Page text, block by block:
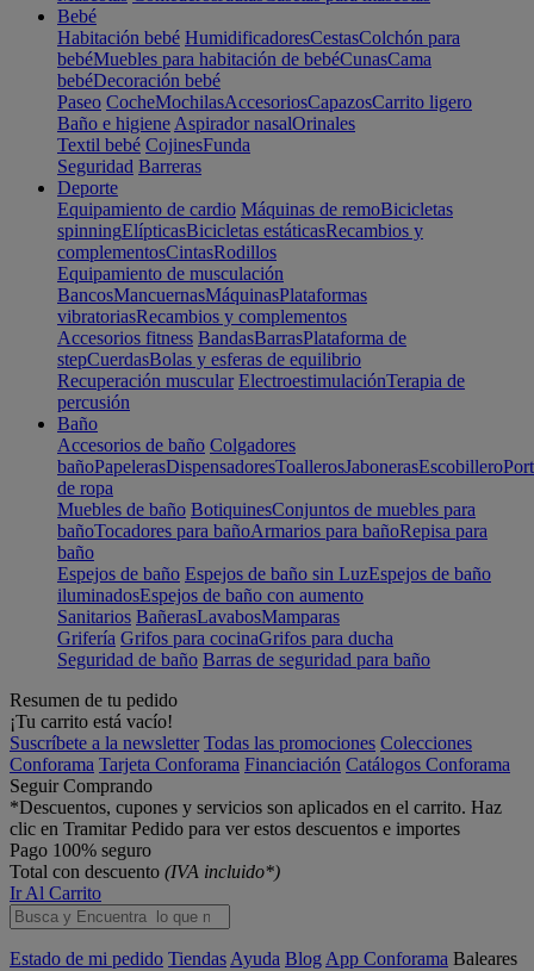
Bebé
Habitación bebé HumidificadoresCestasColchón para
bebéMuebles para habitación de bebéCunasCama
bebéDecoración bebé
Paseo CocheMochilasAccesoriosCapazosCarrito ligero
Baño e higiene Aspirador nasalOrinales
Textil bebé CojinesFunda
Seguridad Barreras
Deporte
Equipamiento de cardio Máquinas de remoBicicletas
spinningElípticasBicicletas estáticasRecambios y
complementosCintasRodillos
Equipamiento de musculación
BancosMancuernasMáquinasPlataformas
vibratoriasRecambios y complementos
Accesorios fitness BandasBarrasPlataforma de
stepCuerdasBolas y esferas de equilibrio
Recuperación muscular ElectroestimulaciónTerapia de
percusión
Baño
Accesorios de baño Colgadores
bañoPapelerasDispensadoresToallerosJabonerasEscobillero
de ropa
Muebles de baño BotiquinesConjuntos de muebles para
bañoTocadores para bañoArmarios para bañoRepisa para
baño
Espejos de baño Espejos de baño sin LuzEspejos de baño
iluminadosEspejos de baño con aumento
Sanitarios BañerasLavabosMamparas
Grifería Grifos para cocinaGrifos para ducha
Seguridad de baño Barras de seguridad para baño
Resumen de tu pedido
¡Tu carrito está vacío!
Suscríbete a la newsletter Todas las promociones Colecciones
Conforama Tarjeta Conforama Financiación Catálogos Conforama
Seguir Comprando
*Descuentos, cupones y servicios son aplicados en el carrito. Haz
clic en Tramitar Pedido para ver estos descuentos e importes
Pago 100% seguro
Total con descuento (IVA incluido*)
Ir Al Carrito
Estado de mi pedido Tiendas Ayuda Blog App Conforama Baleares